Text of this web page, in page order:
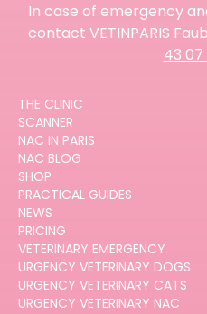
In case of emergency
contact VETINPARIS
43 07
THE CLINIC
SCANNER
NAC IN PARIS
NAC BLOG
SHOP
PRACTICAL GUIDES
NEWS
PRICING
VETERINARY EMERGENCY
URGENCY VETERINARY DOGS
URGENCY VETERINARY CATS
URGENCY VETERINARY NAC